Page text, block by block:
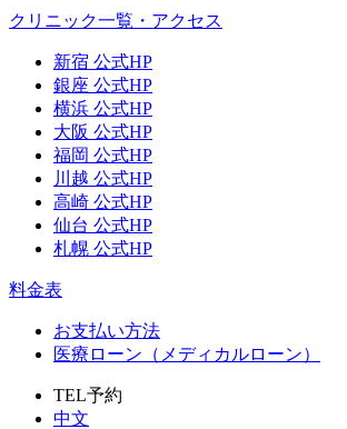
クリニック一覧・アクセス
新宿 公式HP
銀座 公式HP
横浜 公式HP
大阪 公式HP
福岡 公式HP
川越 公式HP
高崎 公式HP
仙台 公式HP
札幌 公式HP
料金表
お支払い方法
医療ローン（メディカルローン）
TEL予約
中文